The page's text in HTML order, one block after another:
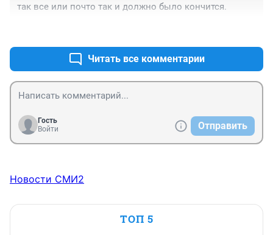
так все или почто так и должно было кончится.
Читать все комментарии
Гость
Войти
Отправить
Новости СМИ2
ТОП 5